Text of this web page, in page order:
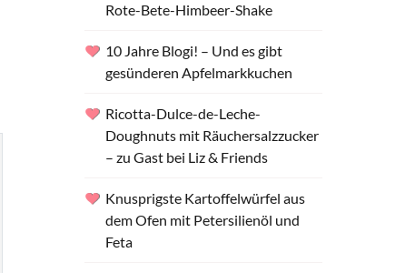
Rote-Bete-Himbeer-Shake
10 Jahre Blogi! – Und es gibt
gesünderen Apfelmarkkuchen
Ricotta-Dulce-de-Leche-
Doughnuts mit Räuchersalzzucker
– zu Gast bei Liz & Friends
Knusprigste Kartoffelwürfel aus
dem Ofen mit Petersilienöl und
Feta